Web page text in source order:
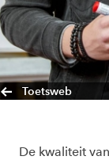
Toetsweb
De kwaliteit